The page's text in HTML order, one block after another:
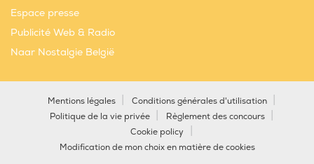
Espace presse
Publicité Web & Radio
Naar Nostalgie België
Mentions légales
Conditions générales d'utilisation
Politique de la vie privée
Règlement des concours
Cookie policy
Modification de mon choix en matière de cookies